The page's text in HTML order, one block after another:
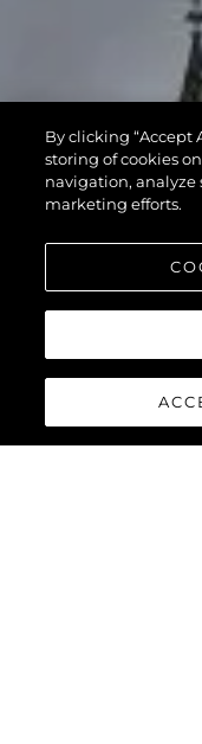
By clicking “Accept
storing of cookies
navigation, analyze
marketing efforts.